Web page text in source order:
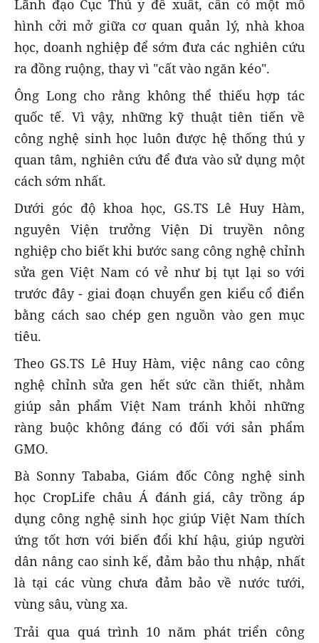
Lãnh đạo Cục Thú y đề xuất, cần có một mô
hình cởi mở giữa cơ quan quản lý, nhà khoa
học, doanh nghiệp để sớm đưa các nghiên cứu
ra đồng ruộng, thay vì "cất vào ngăn kéo".
Ông Long cho rằng không thể thiếu hợp tác
quốc tế. Vì vậy, những kỹ thuật tiên tiến về
công nghệ sinh học luôn được hệ thống thú y
quan tâm, nghiên cứu để đưa vào sử dụng một
cách sớm nhất.
Dưới góc độ khoa học, GS.TS Lê Huy Hàm,
nguyên Viện trưởng Viện Di truyền nông
nghiệp cho biết khi bước sang công nghệ chỉnh
sửa gen Việt Nam có vẻ như bị tụt lại so với
trước đây - giai đoạn chuyển gen kiểu cổ điển
bằng cách sao chép gen nguồn vào gen mục
tiêu.
Theo GS.TS Lê Huy Hàm, việc nâng cao công
nghệ chỉnh sửa gen hết sức cần thiết, nhằm
giúp sản phẩm Việt Nam tránh khỏi những
ràng buộc không đáng có đối với sản phẩm
GMO.
Bà Sonny Tababa, Giám đốc Công nghệ sinh
học CropLife châu Á đánh giá, cây trồng áp
dụng công nghệ sinh học giúp Việt Nam thích
ứng tốt hơn với biến đổi khí hậu, giúp người
dân nâng cao sinh kế, đảm bảo thu nhập, nhất
là tại các vùng chưa đảm bảo về nước tưới,
vùng sâu, vùng xa.
Trải qua quá trình 10 năm phát triển công